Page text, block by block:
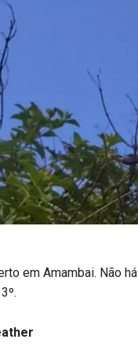
em Amambai. Não há